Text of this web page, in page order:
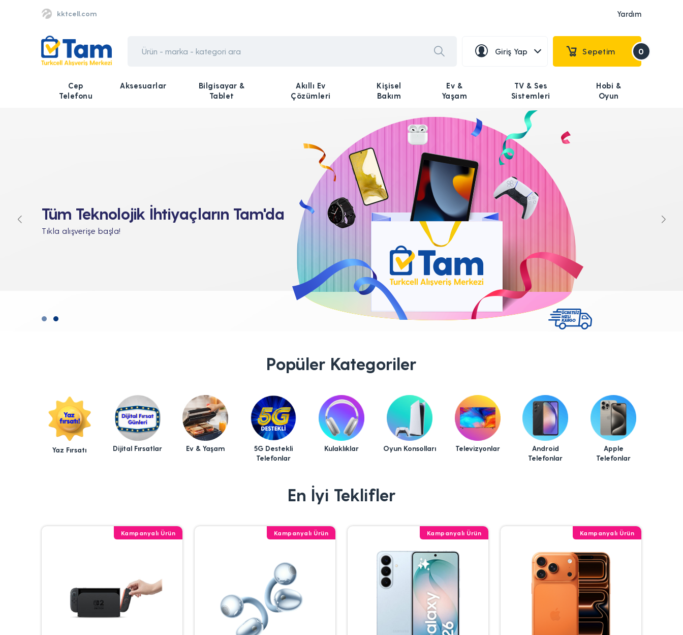
kktcell.com Yardım
Giriş Yap Sepetim 0
Cep
Telefonu
Aksesuarlar
Bilgisayar &
Tablet
Akıllı Ev
Çözümleri
Kişisel
Bakım
Ev &
Yaşam
TV & Ses
Sistemleri
Hobi &
Oyun
Tüm Teknolojik İhtiyaçların Tam'da
Tıkla alışverişe başla!
Popüler Kategoriler
Yaz Fırsatı Dijital Fırsatlar Ev & Yaşam
5G Destekli
Telefonlar
Kulaklıklar Oyun Konsolları Televizyonlar
Android
Telefonlar
Apple
Telefonlar
En İyi Teklifler
Kampanyalı Ürün Kampanyalı Ürün Kampanyalı Ürün Kampanyalı Ürün